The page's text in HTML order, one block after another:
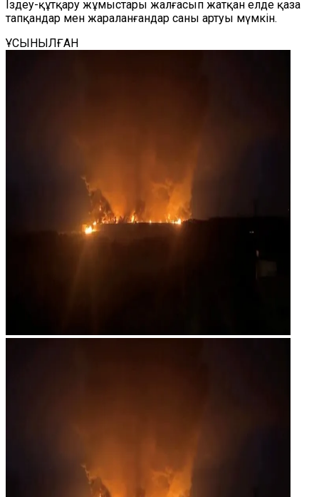
Іздеу-құтқару жұмыстары жалғасып жатқан елде қаза
тапқандар мен жараланғандар саны артуы мүмкін.
ҰСЫНЫЛҒАН